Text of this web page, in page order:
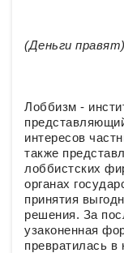
(Деньги правят)
Лоббизм -
интересов
также
лоббистских
органах
принятия
решения. За
узаконенная
превратилась